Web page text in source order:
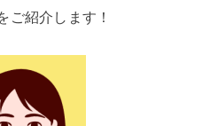
ご紹介します！